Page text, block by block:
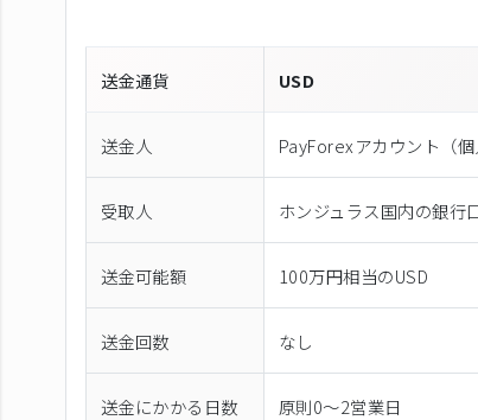
送金通貨 USD
送金人 PayForexアカウント（個
受取人 ホンジュラス国内の銀行
送金可能額 100万円相当のUSD
送金回数 なし
送金にかかる日数 原則0〜2営業日